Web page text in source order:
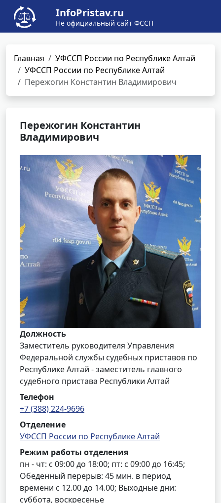
InfoPristav.ru
Не официальный сайт ФССП
Главная
УФССП России по Республике Алтай
УФССП России по Республике Алтай
Пережогин Константин Владимирович
Пережогин Константин
Владимирович
Должность
Заместитель руководителя Управления
Федеральной службы судебных приставов по
Республике Алтай - заместитель главного
судебного пристава Республики Алтай
Телефон
+7 (388) 224-9696
Отделение
УФССП России по Республике Алтай
Режим работы отделения
пн - чт: с 09:00 до 18:00; пт: с 09:00 до 16:45;
Обеденный перерыв: 45 мин. в период
времени с 12.00 до 14.00; Выходные дни:
суббота, воскресенье